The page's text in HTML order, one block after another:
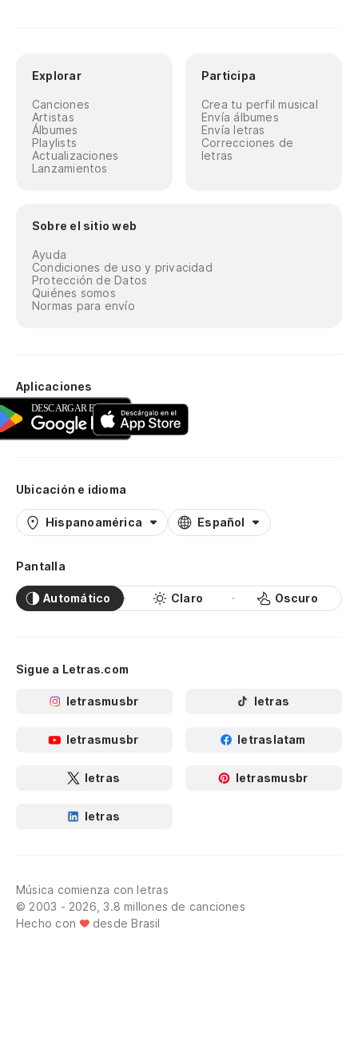
Explorar
Canciones
Artistas
Álbumes
Playlists
Actualizaciones
Lanzamientos
Participa
Crea tu perfil musical
Envía álbumes
Envía letras
Correcciones de
letras
Sobre el sitio web
Ayuda
Condiciones de uso y privacidad
Protección de Datos
Quiénes somos
Normas para envío
Aplicaciones
Ubicación e idioma
Hispanoamérica Español
Pantalla
Automático Claro Oscuro
Sigue a Letras.com
letrasmusbr letras
letrasmusbr letraslatam
letras letrasmusbr
letras
Música comienza con letras
© 2003 - 2026, 3.8 millones de canciones
Hecho con
desde Brasil